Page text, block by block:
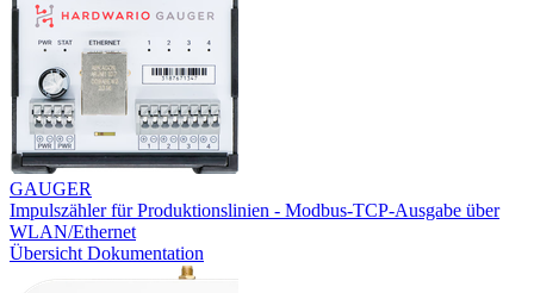
GAUGER
Impulszähler für Produktionslinien - Modbus-TCP-Ausgabe über
WLAN/Ethernet
Übersicht Dokumentation